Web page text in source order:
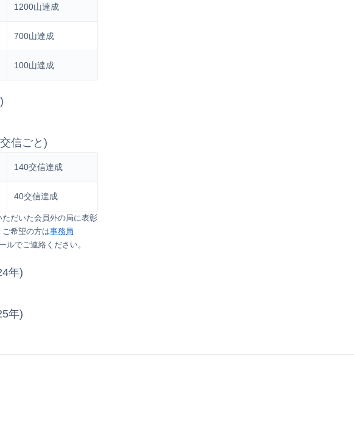
1200山達成
700山達成
100山達成
信ごと)
だいた会員外の局に表彰
希望の方は事務局
ルでご連絡ください。
140交信達成
40交信達成
年)
年)